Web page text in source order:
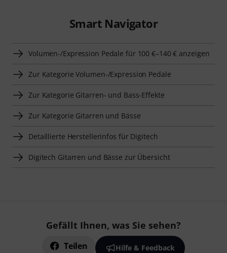
Smart Navigator
Volumen-/Expression Pedale für 100 €–140 € anzeigen
Zur Kategorie Volumen-/Expression Pedale
Zur Kategorie Gitarren- und Bass-Effekte
Zur Kategorie Gitarren und Bässe
Detaillierte Herstellerinfos für Digitech
Digitech Gitarren und Bässe zur Übersicht
Gefällt Ihnen, was Sie sehen?
Teilen Hilfe & Feedback